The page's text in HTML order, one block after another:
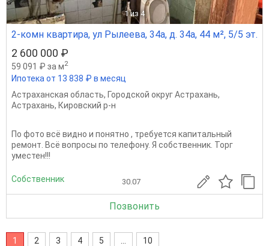
1 из 4
2-комн квартира, ул Рылеева, 34а, д. 34а, 44 м², 5/5 эт.
2 600 000 ₽
59 091 ₽ за м2
Ипотека от 13 838 ₽ в месяц
Астраханская область, Городской округ Астрахань,
Астрахань, Кировский р-н
По фото всё видно и понятно , требуется капитальный
ремонт. Всё вопросы по телефону. Я собственник. Торг
уместен!!!
Собственник 30.07
Позвонить
1 2 3 4 5
10